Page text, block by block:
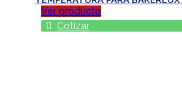
Ver producto
Cotizar